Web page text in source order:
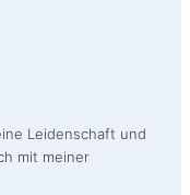
Leidenschaft und
mit meiner